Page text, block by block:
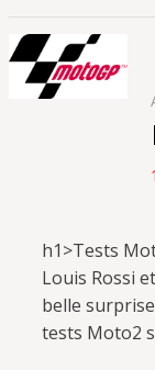
h1>Tests
Louis Rossi
belle
tests Moto2